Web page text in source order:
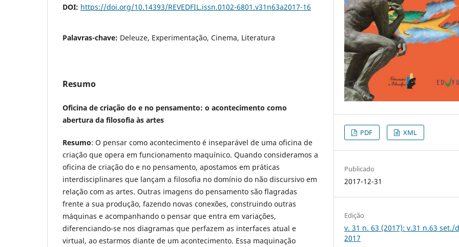
DOI: https://doi.org/10.14393/REVEDFIL.issn.0102-6801.v31n63a2017-16
Palavras-chave: Deleuze, Experimentação, Cinema, Literatura
Resumo
Oficina de criação do e no pensamento: o acontecimento como
abertura da filosofia às artes
Resumo: O pensar como acontecimento é inseparável de uma oficina de
criação que opera em funcionamento maquínico. Quando consideramos a
oficina de criação do e no pensamento, apostamos em práticas
interdisciplinares que lançam a filosofia no domínio do não discursivo em
relação com as artes. Outras imagens do pensamento são flagradas
frente a sua produção, fazendo novas conexões, construindo outras
máquinas e acompanhando o pensar que entra em variações,
diferenciando-se nos diagramas que perfazem as interfaces atual e
virtual, ao estarmos diante de um acontecimento. Essa maquinação
PDF XML
Publicado
2017-12-31
Edição
v. 31 n. 63 (2017): v.31 n.63 set./
2017